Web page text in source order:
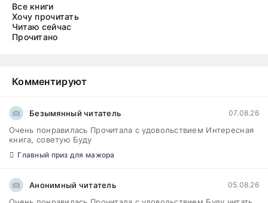
Все книги
Хочу прочитать
Читаю сейчас
Прочитано
Комментируют
Безымянный читатель 07.08.26
Очень понравилась Прочитала с удовольствием Интересная
книга, советую Буду
Главный приз для мажора
Анонимный читатель 05.08.26